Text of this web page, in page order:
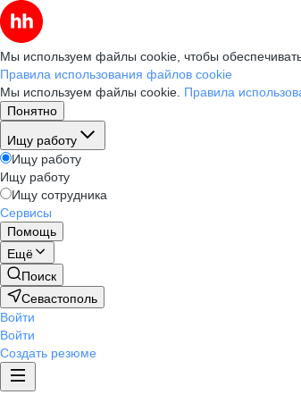
Мы используем файлы cookie, чтобы
Правила использования файлов cookie
Мы используем файлы cookie. Правила
Понятно
Ищу работу
Ищу работу
Ищу работу
Ищу сотрудника
Сервисы
Помощь
Ещё
Поиск
Севастополь
Войти
Войти
Создать резюме